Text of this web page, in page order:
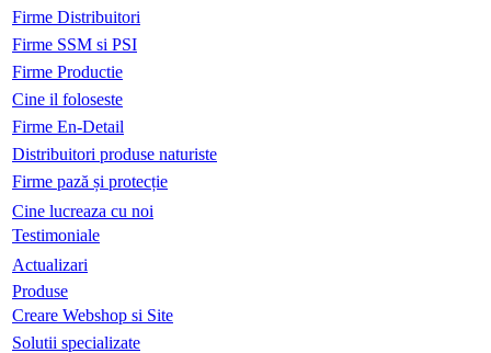
Firme Distribuitori
Firme SSM si PSI
Firme Productie
Cine il foloseste
Firme En-Detail
Distribuitori produse naturiste
Firme pază și protecție
Cine lucreaza cu noi
Testimoniale
Actualizari
Produse
Creare Webshop si Site
Solutii specializate